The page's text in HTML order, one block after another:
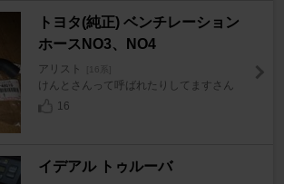
トヨタ(純正) ベンチレーション
ホースNO3、NO4
アリスト [16系]
けんとさんって呼ばれたりしてますさん
16
イデアル トゥルーバ